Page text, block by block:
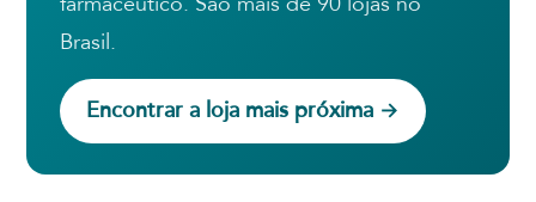
Brasil.
Encontrar a loja mais próxima →